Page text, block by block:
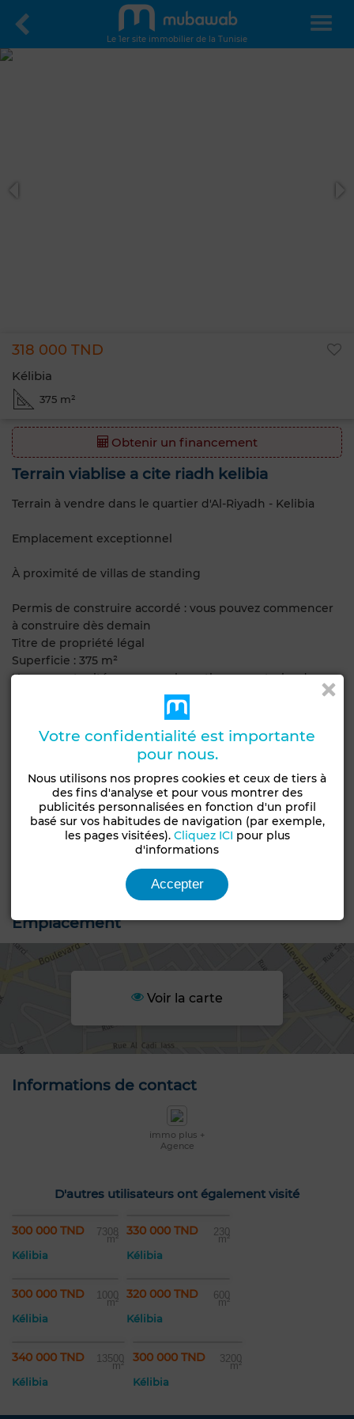
Le 1er site immobilier de la Tunisie
318 000 TND
Kélibia
375 m²
Obtenir un financement
Terrain viablise a cite riadh kelibia
Terrain à vendre dans le quartier d'Al-Riyadh - Kelibia
Emplacement exceptionnel
À proximité de villas de standing
Permis de construire accordé : vous pouvez commencer
à construire dès demain
Titre de propriété légal
Superficie : 375 m²
Une opportunité en or pour investir ou construire dans
un quartier prestigieux et paisible
Caractéristiques générales
Type de bien
Terrain
Type de terrain
Lots de villa
Constructibilité Livraison
Titré
Emplacement
Voir la carte
Informations de contact
immo plus +
Agence
D'autres utilisateurs ont également visité
300 000 TND 7308
m²
Kélibia
330 000 TND 230
m²
Kélibia
300 000 TND 1000
m²
Kélibia
320 000 TND 600
m²
Kélibia
340 000 TND 13500
m²
Kélibia
300 000 TND 3200
m²
Kélibia
Votre confidentialité est importante
pour nous.
Nous utilisons nos propres cookies et ceux de tiers à
des fins d'analyse et pour vous montrer des
publicités personnalisées en fonction d'un profil
basé sur vos habitudes de navigation (par exemple,
les pages visitées). Cliquez ICI pour plus
d'informations
Accepter